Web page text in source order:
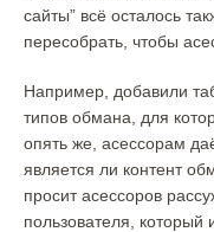
сайты” всё осталось
пересобрать, чтобы
Например, добавили
типов обмана, для
опять же, асессорам
является ли контент
просит асессоров
пользователя,